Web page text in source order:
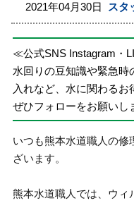
2021年04月30日 スタ
≪公式SNS Instagram・
水回りの豆知識や緊急
入れなど、水に関わるお
ぜひフォローをお願いし
いつも熊本水道職人の
ざいます。
熊本水道職人では、ウィ